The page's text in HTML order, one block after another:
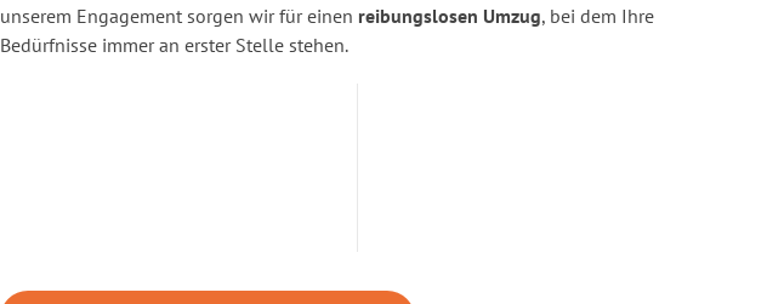
unserem Engagement sorgen wir für einen reibungslosen Umzug, bei dem Ihre
Bedürfnisse immer an erster Stelle stehen.